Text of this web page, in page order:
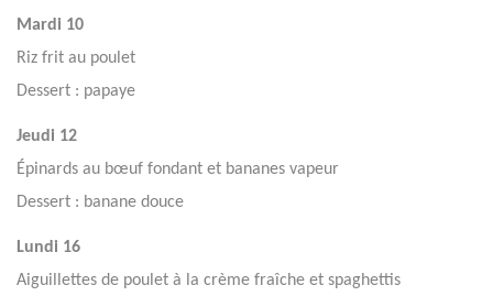
Mardi 10
Riz frit au poulet
Dessert : papaye
Jeudi 12
Épinards au bœuf fondant et bananes vapeur
Dessert : banane douce
Lundi 16
Aiguillettes de poulet à la crème fraîche et spaghettis